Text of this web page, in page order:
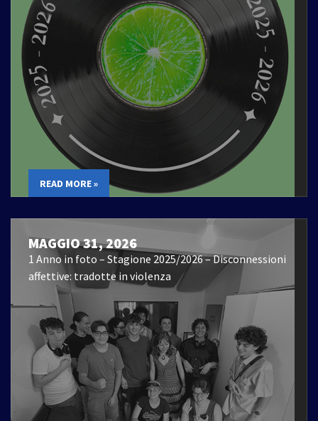
READ MORE »
MAGGIO 31, 2026
1 Anno in foto – Stagione 2025/2026 – Disconnessioni
affettive: tradotte in violenza